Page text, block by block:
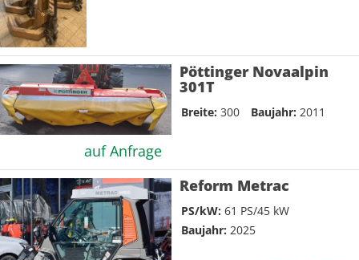
Pöttinger Novaalpin
301T
Breite: 300 Baujahr: 2011
auf Anfrage
Reform Metrac
PS/kW: 61 PS/45 kW
Baujahr: 2025